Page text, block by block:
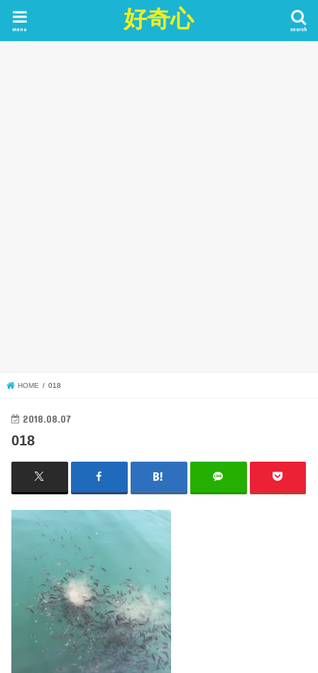
好奇心 search
menu
HOME 018
2018.08.07
018